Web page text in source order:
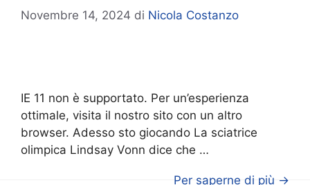
Novembre 14, 2024 di Nicola Costanzo
IE 11 non è supportato. Per un’esperienza
ottimale, visita il nostro sito con un altro
browser. Adesso sto giocando La sciatrice
olimpica Lindsay Vonn dice che …
Per saperne di più →